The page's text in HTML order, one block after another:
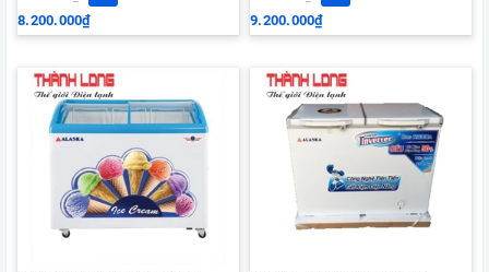
8.200.000₫ 9.200.000₫